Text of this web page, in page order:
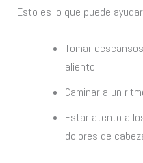
Esto es lo que puede
Tomar
aliento
Caminar a un
Estar atento a
dolores de